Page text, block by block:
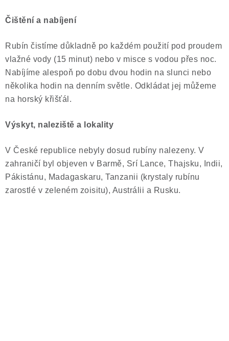
Čištění a nabíjení
Rubín čistíme důkladně po každém použití pod proudem
vlažné vody (15 minut) nebo v misce s vodou přes noc.
Nabíjíme alespoň po dobu dvou hodin na slunci nebo
několika hodin na denním světle. Odkládat jej můžeme
na horský křišťál.
Výskyt, naleziště a lokality
V České republice nebyly dosud rubíny nalezeny. V
zahraničí byl objeven v Barmě, Srí Lance, Thajsku, Indii,
Pákistánu, Madagaskaru, Tanzanii (krystaly rubínu
zarostlé v zeleném zoisitu), Austrálii a Rusku.